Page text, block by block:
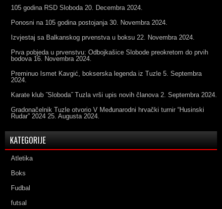
105 godina RSD Sloboda 20. Decembra 2024.
Ponosni na 105 godina postojanja 30. Novembra 2024.
Izvjestaj sa Balkanskog prvenstva u boksu 22. Novembra 2024.
Prva pobjeda u prvenstvu: Odbojkašice Slobode preokretom do prvih
bodova 16. Novembra 2024.
Preminuo Ismet Kavgić, bokserska legenda iz Tuzle 5. Septembra
2024.
Karate klub ˝Sloboda˝ Tuzla vrši upis novih članova 2. Septembra 2024.
Gradonačelnik Tuzle otvorio V Međunarodni hrvački turnir “Husinski
Rudar” 2024 25. Augusta 2024.
KATEGORIJE
Atletika
Boks
Fudbal
futsal